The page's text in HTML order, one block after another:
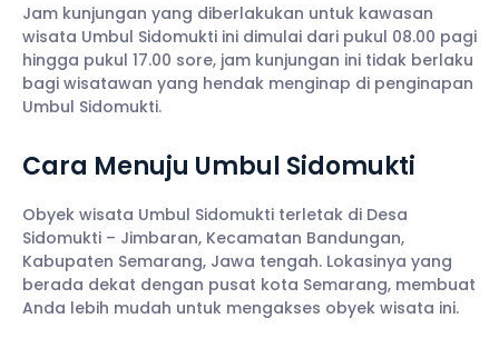
Jam kunjungan yang diberlakukan untuk kawasan
wisata Umbul Sidomukti ini dimulai dari pukul 08.00 pagi
hingga pukul 17.00 sore, jam kunjungan ini tidak berlaku
bagi wisatawan yang hendak menginap di penginapan
Umbul Sidomukti.
Cara Menuju Umbul Sidomukti
Obyek wisata Umbul Sidomukti terletak di Desa
Sidomukti – Jimbaran, Kecamatan Bandungan,
Kabupaten Semarang, Jawa tengah. Lokasinya yang
berada dekat dengan pusat kota Semarang, membuat
Anda lebih mudah untuk mengakses obyek wisata ini.